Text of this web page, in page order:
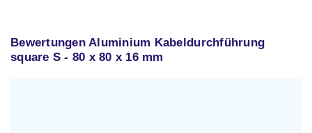
Bewertungen Aluminium Kabeldurchführung
square S - 80 x 80 x 16 mm